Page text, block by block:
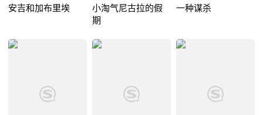
安吉和加布里埃
小淘气尼古拉的假
期
一种谋杀